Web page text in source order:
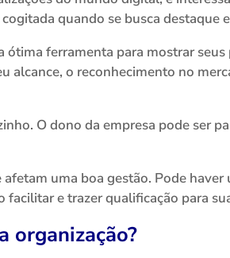
quando se busca destaque
ferramenta para mostrar
alcance, o reconhecimento no
O dono da empresa pode ser
uma boa gestão. Pode
facilitar e trazer qualificação para
organização?